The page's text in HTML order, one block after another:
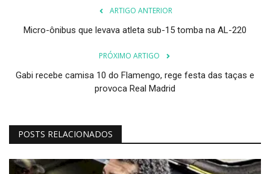
ARTIGO ANTERIOR
Micro-ônibus que levava atleta sub-15 tomba na AL-220
PRÓXIMO ARTIGO
Gabi recebe camisa 10 do Flamengo, rege festa das taças e
provoca Real Madrid
POSTS RELACIONADOS